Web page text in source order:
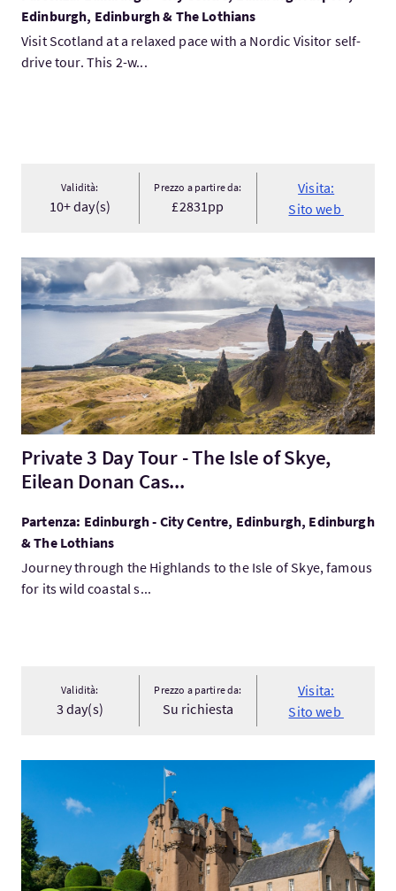
Edinburgh, Edinburgh & The Lothians
Visit Scotland at a relaxed pace with a Nordic Visitor self-
drive tour. This 2-w...
Validità:
10+ day(s)
Prezzo a partire da:
£2831pp
Visita:
Sito web
Visita:Private 3 Day Tour - The Isle of Skye, Eilean Donan Cas...
Private 3 Day Tour - The Isle of Skye,
Eilean Donan Cas...
Partenza: Edinburgh - City Centre, Edinburgh, Edinburgh
& The Lothians
Journey through the Highlands to the Isle of Skye, famous
for its wild coastal s...
Validità:
3 day(s)
Prezzo a partire da:
Su richiesta
Visita:
Sito web
Visita:Royal Deeside Explorer 2027